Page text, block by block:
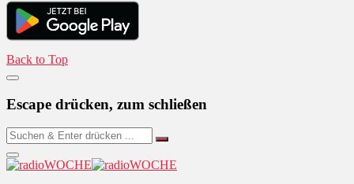
Back to Top
Escape drücken, zum schließen